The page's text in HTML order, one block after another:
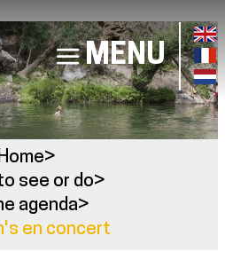
MENU
Home>
see or do>
agenda>
en concert